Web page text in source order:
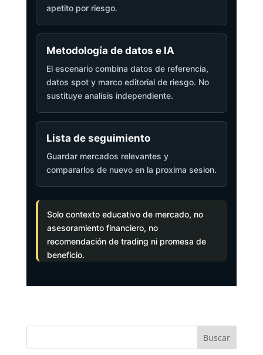
apetito por riesgo.
Metodología de datos e IA
El escenario combina datos de referencia,
datos spot y marco editorial de riesgo. No
sustituye analisis independiente.
Lista de seguimiento
Guardar mercados relevantes y
compararlos de nuevo en la proxima sesion.
Solo contexto educativo de mercado, no
asesoramiento financiero, no
recomendación de trading ni promesa de
beneficio.